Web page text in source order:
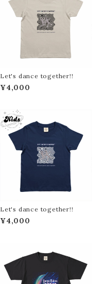
Let's dance together!!
¥4,000
Let's dance together!!
¥4,000